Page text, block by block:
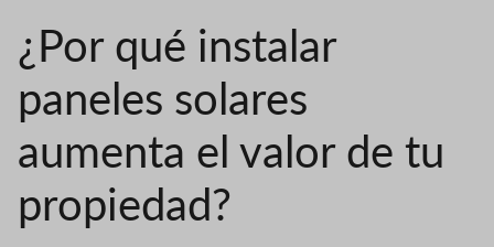
¿Por qué instalar
paneles solares
aumenta el valor de tu
propiedad?